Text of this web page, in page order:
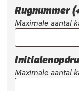
Rugnummer
Maximale aantal
Maximale aantal